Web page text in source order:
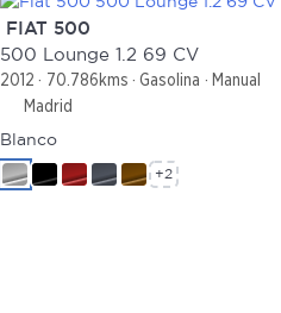
FIAT 500
500 Lounge 1.2 69 CV
2012 70.786kms Gasolina
Manual
Madrid
Blanco
+2